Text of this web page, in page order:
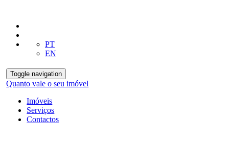
PT
EN
Toggle navigation
Quanto vale o seu imóvel
Imóveis
Serviços
Contactos